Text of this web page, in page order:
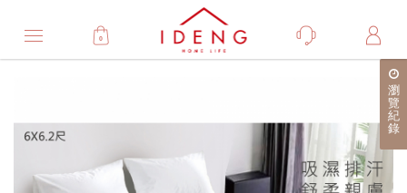
0
瀏
覽
紀
錄
品